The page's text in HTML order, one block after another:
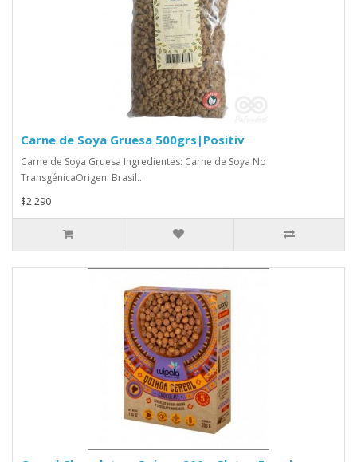
Carne de Soya Gruesa 500grs|Positiv
Carne de Soya Gruesa Ingredientes: Carne de Soya No
TransgénicaOrigen: Brasil..
$2.290